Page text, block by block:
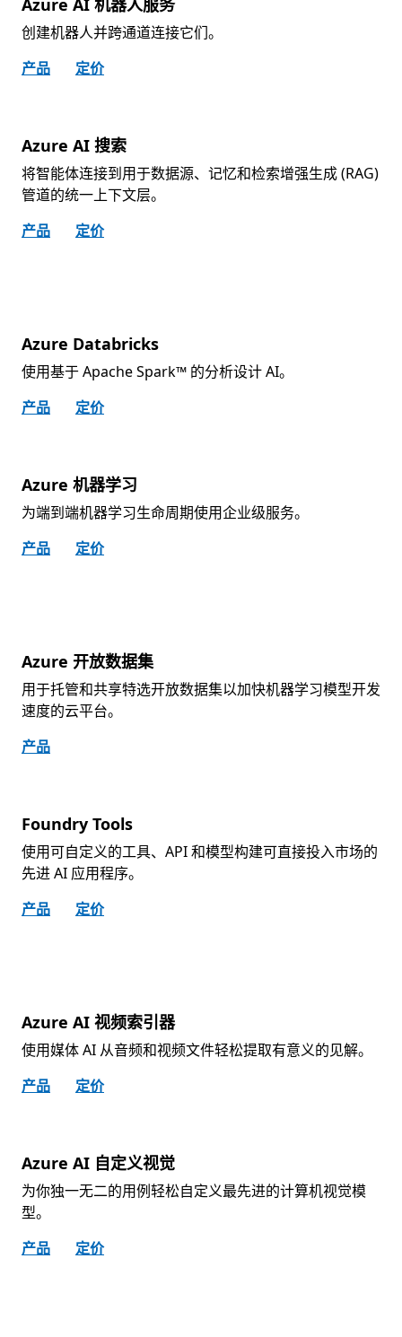
Azure AI 机器人服务
创建机器人并跨通道连接它们。
产品
定价
Azure AI 搜索
将智能体连接到用于数据源、记忆和检索增强生成 (RAG)
管道的统一上下文层。
产品
定价
Azure Databricks
使用基于 Apache Spark™ 的分析设计 AI。
产品
定价
Azure 机器学习
为端到端机器学习生命周期使用企业级服务。
产品
定价
Azure 开放数据集
用于托管和共享特选开放数据集以加快机器学习模型开发
速度的云平台。
产品
Foundry Tools
使用可自定义的工具、API 和模型构建可直接投入市场的
先进 AI 应用程序。
产品
定价
Azure AI 视频索引器
使用媒体 AI 从音频和视频文件轻松提取有意义的见解。
产品
定价
Azure AI 自定义视觉
为你独一无二的用例轻松自定义最先进的计算机视觉模
型。
产品
定价